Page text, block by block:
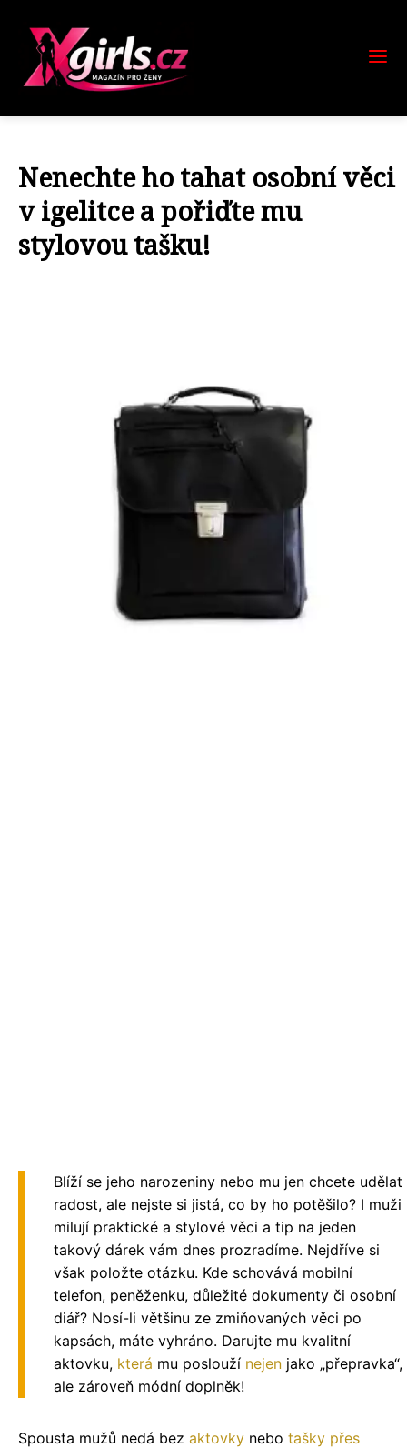
Nenechte ho tahat osobní věci
v igelitce a pořiďte mu
stylovou tašku!
Blíží se jeho narozeniny nebo mu jen chcete udělat
radost, ale nejste si jistá, co by ho potěšilo? I muži
milují praktické a stylové věci a tip na jeden
takový dárek vám dnes prozradíme. Nejdříve si
však položte otázku. Kde schovává mobilní
telefon, peněženku, důležité dokumenty či osobní
diář? Nosí-li většinu ze zmiňovaných věci po
kapsách, máte vyhráno. Darujte mu kvalitní
aktovku, která mu poslouží nejen jako „přepravka“,
ale zároveň módní doplněk!
Spousta mužů nedá bez aktovky nebo tašky přes